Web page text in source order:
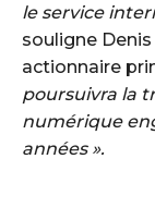
le service
souligne
actionnaire
poursuivra la
numérique
années ».